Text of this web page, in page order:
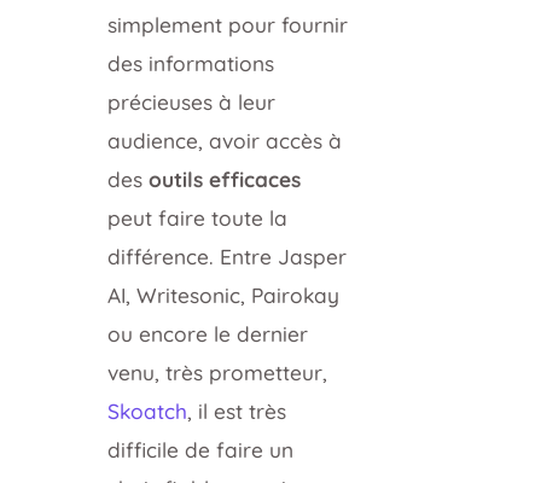
simplement pour fournir
des informations
précieuses à leur
audience, avoir accès à
desoutils efficaces
peut faire toute la
différence. Entre Jasper
AI, Writesonic, Pairokay
ou encore le dernier
venu, très prometteur,
Skoatch, il est très
difficile de faire un